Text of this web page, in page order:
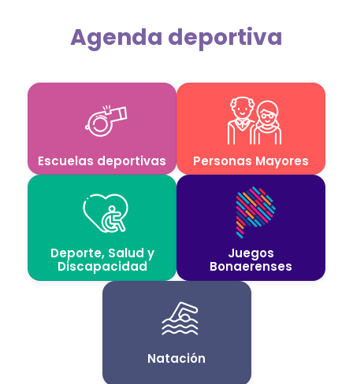
Internacionalesagenda deportiva
Escuelas deportivas Personas Mayores
Deporte, Salud y
Discapacidad
Juegos
Bonaerenses
Natación